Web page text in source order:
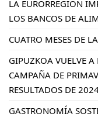
LA EURORREGIÓN
LOS BANCOS DE
CUATRO MESES DE
GIPUZKOA VUELVE
CAMPAÑA DE
RESULTADOS DE
GASTRONOMÍA